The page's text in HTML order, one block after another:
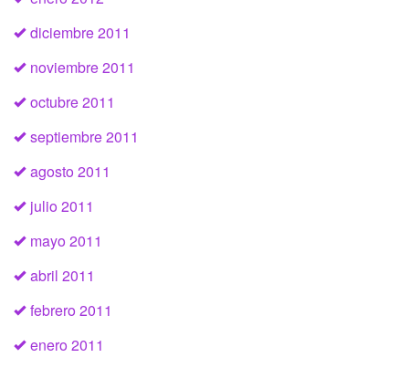
diciembre 2011
noviembre 2011
octubre 2011
septiembre 2011
agosto 2011
julio 2011
mayo 2011
abril 2011
febrero 2011
enero 2011